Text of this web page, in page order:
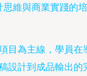
思維與商業實踐的培
目為主線，學員在
設計到成品輸出的